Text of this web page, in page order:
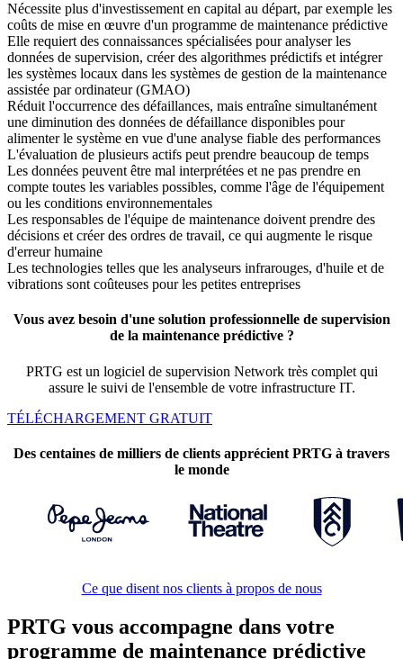
Nécessite plus d'investissement en capital au départ, par exemple les
coûts de mise en œuvre d'un programme de maintenance prédictive
Elle requiert des connaissances spécialisées pour analyser les
données de supervision, créer des algorithmes prédictifs et intégrer
les systèmes locaux dans les systèmes de gestion de la maintenance
assistée par ordinateur (GMAO)
Réduit l'occurrence des défaillances, mais entraîne simultanément
une diminution des données de défaillance disponibles pour
alimenter le système en vue d'une analyse fiable des performances
L'évaluation de plusieurs actifs peut prendre beaucoup de temps
Les données peuvent être mal interprétées et ne pas prendre en
compte toutes les variables possibles, comme l'âge de l'équipement
ou les conditions environnementales
Les responsables de l'équipe de maintenance doivent prendre des
décisions et créer des ordres de travail, ce qui augmente le risque
d'erreur humaine
Les technologies telles que les analyseurs infrarouges, d'huile et de
vibrations sont coûteuses pour les petites entreprises
Vous avez besoin d'une solution professionnelle de supervision
de la maintenance prédictive ?
PRTG est un logiciel de supervision Network très complet qui
assure le suivi de l'ensemble de votre infrastructure IT.
TÉLÉCHARGEMENT GRATUIT
Des centaines de milliers de clients apprécient PRTG à travers
le monde
Ce que disent nos clients à propos de nous
PRTG vous accompagne dans votre
programme de maintenance prédictive